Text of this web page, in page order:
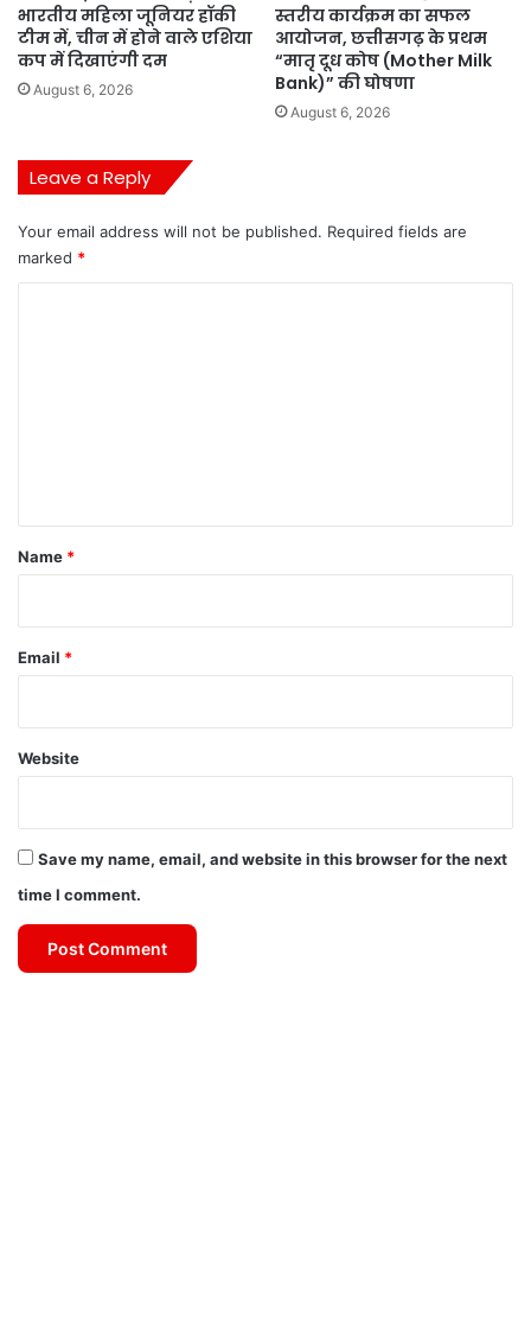
भारतीय महिला जूनियर हॉकी
टीम में, चीन में होने वाले एशिया
कप में दिखाएंगी दम
August 6, 2026
स्तरीय कार्यक्रम का सफल
आयोजन, छत्तीसगढ़ के प्रथम
“मातृ दूध कोष (Mother Milk
Bank)” की घोषणा
August 6, 2026
Leave a Reply
Your email address will not be published. Required fields are
marked *
*
Name *
Email *
Website
Save my name, email, and website in this browser for the next
time I comment.